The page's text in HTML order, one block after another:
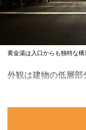
黄金湯は入口からも独特な
外観は建物の低層部